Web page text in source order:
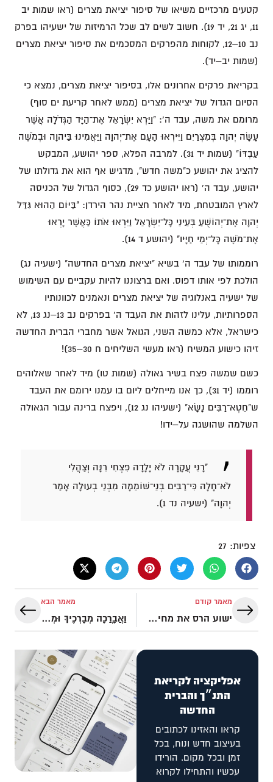
קטעים מרכזיים משיאו של סיפור יציאת מצרים (ראו שמות יב
11, יג 21, יד 19). חשוב לשים לב שכל הרמיזות של ישעיהו בפרק
נב 10–12, לקוחות מהפרקים המסכמים את סיפור יציאת מצרים
(שמות יב–יד).
בקריאת פרקים אחרונים אלו, בסיפור יציאת מצרים, נמצא כי
הסיום הגדול של יציאת מצרים (ממש לאחר קריעת ים סוף)
מרומם את משה, עבד ה': "וַיַּרְא יִשְׂרָאֵל אֶת־הַיָּד הַגְּדֹלָה אֲשֶׁר
עָשָׂה יְהוָה בְּמִצְרַיִם וַיִּירְאוּ הָעָם אֶת־יְהוָה וַיַּאֲמִינוּ בַּיהוָה וּבְמֹשֶׁה
עַבְדּוֹ" (שמות יד 31). למרבה הפלא, ספר יהושע, המבקש
להציג את יהושע כ"משה חדש", מדגיש אף הוא את גדולתו של
יהושע, עבד ה' (ראו יהושע כד 29), כסוף הגדול של הכניסה
לארץ המובטחת, מיד לאחר חציית נהר הירדן: "בַּיּוֹם הַהוּא גִּדַּל
יְהוָה אֶת־יְהוֹשֻׁעַ בְּעֵינֵי כָּל־יִשְׂרָאֵל וַיִּרְאוּ אֹתוֹ כַּאֲשֶׁר יָרְאוּ
אֶת־מֹשֶׁה כָּל־יְמֵי חַיָּיו" (יהושע ד 14).
רוממותו של עבד ה' בשיא "יציאת מצרים החדשה" (ישעיה נג)
הולכת לפי אותו דפוס. ואם ברצוננו להיות עקביים עם השימוש
של ישעיה באנלוגיה של יציאת מצרים ונאמנים לכוונותיו
הספרותיות, עלינו לזהות את העבד ה' בפרקים נב 13–נג 13, לא
כישראל, אלא כמשה השני, הגואל אשר מחברי הברית החדשה
זיהו כישוע המשיח (ראו מעשי השליחים ח 30–35)!
כשם שמשה פצח בשיר גאולה (שמות טו) מיד לאחר שאלוהים
רוממו (יד 31), כך אנו מייחלים ליום בו עמנו ירומם את העבד
ש"חֵטְא־רַבִּים נָשָׂא" (ישעיהו נג 12), ויפצח ברינה עבור הגאולה
השלמה שהושגה על–ידו!
"רָנִּי עֲקָרָה לֹא יָלָדָה פִּצְחִי רִנָּה וְצַהֲלִי
לֹא־חָלָה כִּי־רַבִּים בְּנֵי־שׁוֹמֵמָה מִבְּנֵי בְעוּלָה אָמַר
יְהוָה" (ישעיה נד 1).
צפיות: 27
מאמר קודם
ישוע הרס את מחיצת האיבה
מאמר הבא
וַאֲבָרֲכָה מְבָרְכֶיךָ וּמְקַלֶּלְךָ אָאֹר (בראשית יב׳ ג׳)
אפליקציה לקריאת
התנ״ך והברית
החדשה
קראו והאזינו לכתובים
בעיצוב חדש ונוח, בכל
זמן ובכל מקום. הורידו
עכשיו והתחילו לקרוא